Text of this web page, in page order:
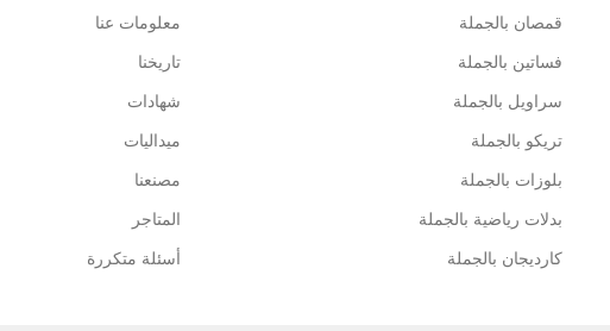
قمصان بالجملة
فساتين بالجملة
سراويل بالجملة
تريكو بالجملة
بلوزات بالجملة
بدلات رياضية بالجملة
كارديجان بالجملة
معلومات عنا
تاريخنا
شهادات
ميداليات
مصنعنا
المتاجر
أسئلة متكررة